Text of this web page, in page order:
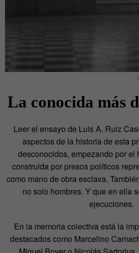
La conocida más
Leer el ensayo de Luis A. Ruiz
aspectos de la historia de esta
desconocidos, empezando por el
construida por presos políticos
como mano de obra esclava.
no solo hombres. Y que en ella
ejecuciones.
En la memoria colectiva está la
destacados como Marcelino